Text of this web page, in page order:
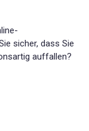
sicher, dass Sie
auffallen?